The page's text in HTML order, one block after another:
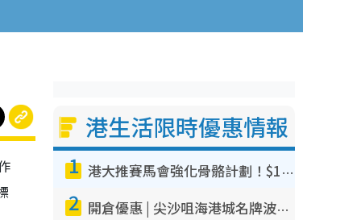
港生活限時優惠情報
1 港大推賽馬會強化骨骼計劃！$100骨質密度X光檢查 完成免費運動訓練送超市禮券！附參加資格
2 開倉優惠 | 尖沙咀海港城名牌波鞋開倉低至1折！On鞋$899起／Joy&Peace鞋履$98起